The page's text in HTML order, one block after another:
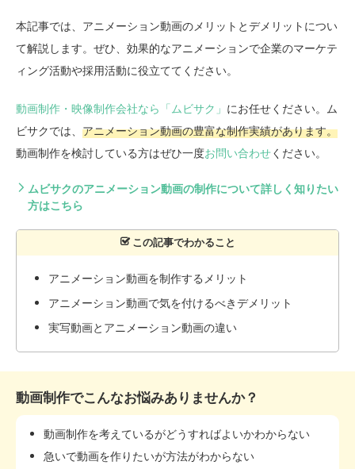
本記事では、アニメーション動画のメリットとデメリットについ
て解説します。ぜひ、効果的なアニメーションで企業のマーケテ
ィング活動や採用活動に役立ててください。
動画制作・映像制作会社なら「ムビサク」 にお任せください。ム
ビサクでは、 アニメーション動画の豊富な制作実績があります。
動画制作を検討している方はぜひ一度お問い合わせください。
ムビサクのアニメーション動画の制作について詳しく知りたい
方はこちら
アニメーション動画を制作するメリット
アニメーション動画で気を付けるべきデメリット
実写動画とアニメーション動画の違い
動画制作でこんなお悩みありませんか？
動画制作を考えているがどうすればよいかわからない
急いで動画を作りたいが方法がわからない